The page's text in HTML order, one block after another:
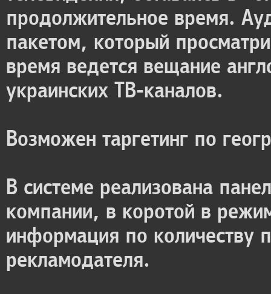
продолжительное время.
пакетом, который
время ведется вещание
украинских ТВ-каналов.
Возможен таргетинг по
В системе реализована
компании, в коротой в
информация по количеству
рекламодателя.